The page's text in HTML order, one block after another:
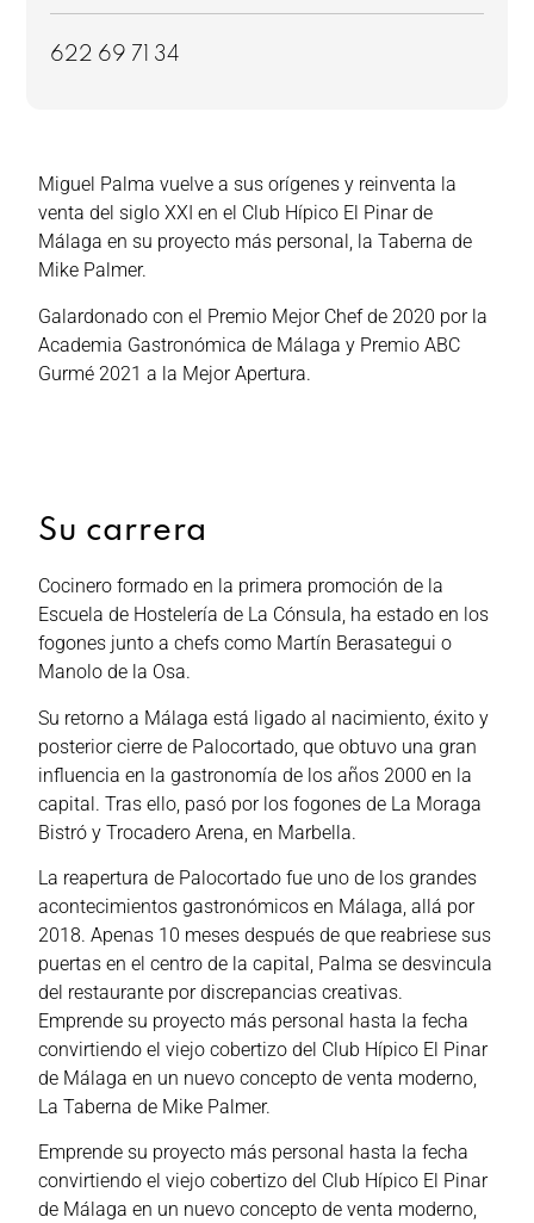
622 69 71 34
Miguel Palma vuelve a sus orígenes y reinventa la
venta del siglo XXI en el Club Hípico El Pinar de
Málaga en su proyecto más personal, la Taberna de
Mike Palmer.
Galardonado con el Premio Mejor Chef de 2020 por la
Academia Gastronómica de Málaga y Premio ABC
Gurmé 2021 a la Mejor Apertura.
Su carrera
Cocinero formado en la primera promoción de la
Escuela de Hostelería de La Cónsula, ha estado en los
fogones junto a chefs como Martín Berasategui o
Manolo de la Osa.
Su retorno a Málaga está ligado al nacimiento, éxito y
posterior cierre de Palocortado, que obtuvo una gran
influencia en la gastronomía de los años 2000 en la
capital. Tras ello, pasó por los fogones de La Moraga
Bistró y Trocadero Arena, en Marbella.
La reapertura de Palocortado fue uno de los grandes
acontecimientos gastronómicos en Málaga, allá por
2018. Apenas 10 meses después de que reabriese sus
puertas en el centro de la capital, Palma se desvincula
del restaurante por discrepancias creativas.
Emprende su proyecto más personal hasta la fecha
convirtiendo el viejo cobertizo del Club Hípico El Pinar
de Málaga en un nuevo concepto de venta moderno,
La Taberna de Mike Palmer.
Emprende su proyecto más personal hasta la fecha
convirtiendo el viejo cobertizo del Club Hípico El Pinar
de Málaga en un nuevo concepto de venta moderno,